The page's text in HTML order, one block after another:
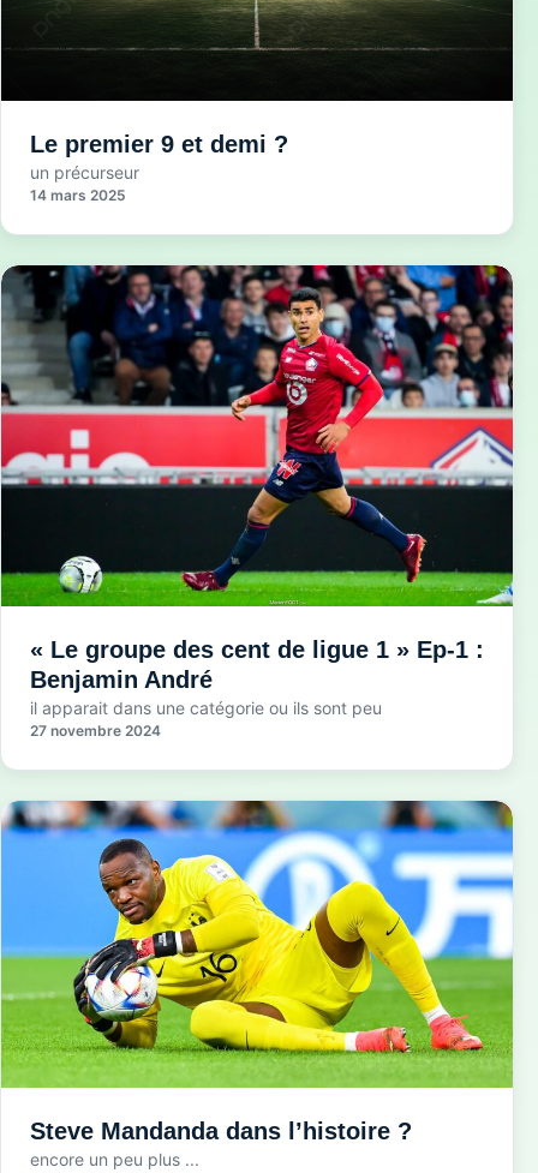
Le premier 9 et demi ?
un précurseur
14 mars 2025
« Le groupe des cent de ligue 1 » Ep-1 :
Benjamin André
il apparait dans une catégorie ou ils sont peu
27 novembre 2024
Steve Mandanda dans l’histoire ?
encore un peu plus ...